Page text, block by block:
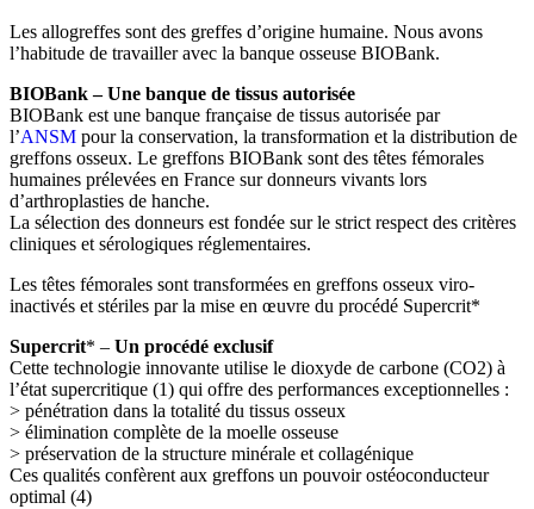
Les allogreffes sont des greffes d’origine humaine. Nous avons
l’habitude de travailler avec la banque osseuse BIOBank.
BIOBank – Une banque de tissus autorisée
BIOBank est une banque française de tissus autorisée par
l’ANSM pour la conservation, la transformation et la distribution de
greffons osseux. Le greffons BIOBank sont des têtes fémorales
humaines prélevées en France sur donneurs vivants lors
d’arthroplasties de hanche.
La sélection des donneurs est fondée sur le strict respect des critères
cliniques et sérologiques réglementaires.
Les têtes fémorales sont transformées en greffons osseux viro-
inactivés et stériles par la mise en œuvre du procédé Supercrit*
Supercrit* – Un procédé exclusif
Cette technologie innovante utilise le dioxyde de carbone (CO2) à
l’état supercritique (1) qui offre des performances exceptionnelles :
> pénétration dans la totalité du tissus osseux
> élimination complète de la moelle osseuse
> préservation de la structure minérale et collagénique
Ces qualités confèrent aux greffons un pouvoir ostéoconducteur
optimal (4)